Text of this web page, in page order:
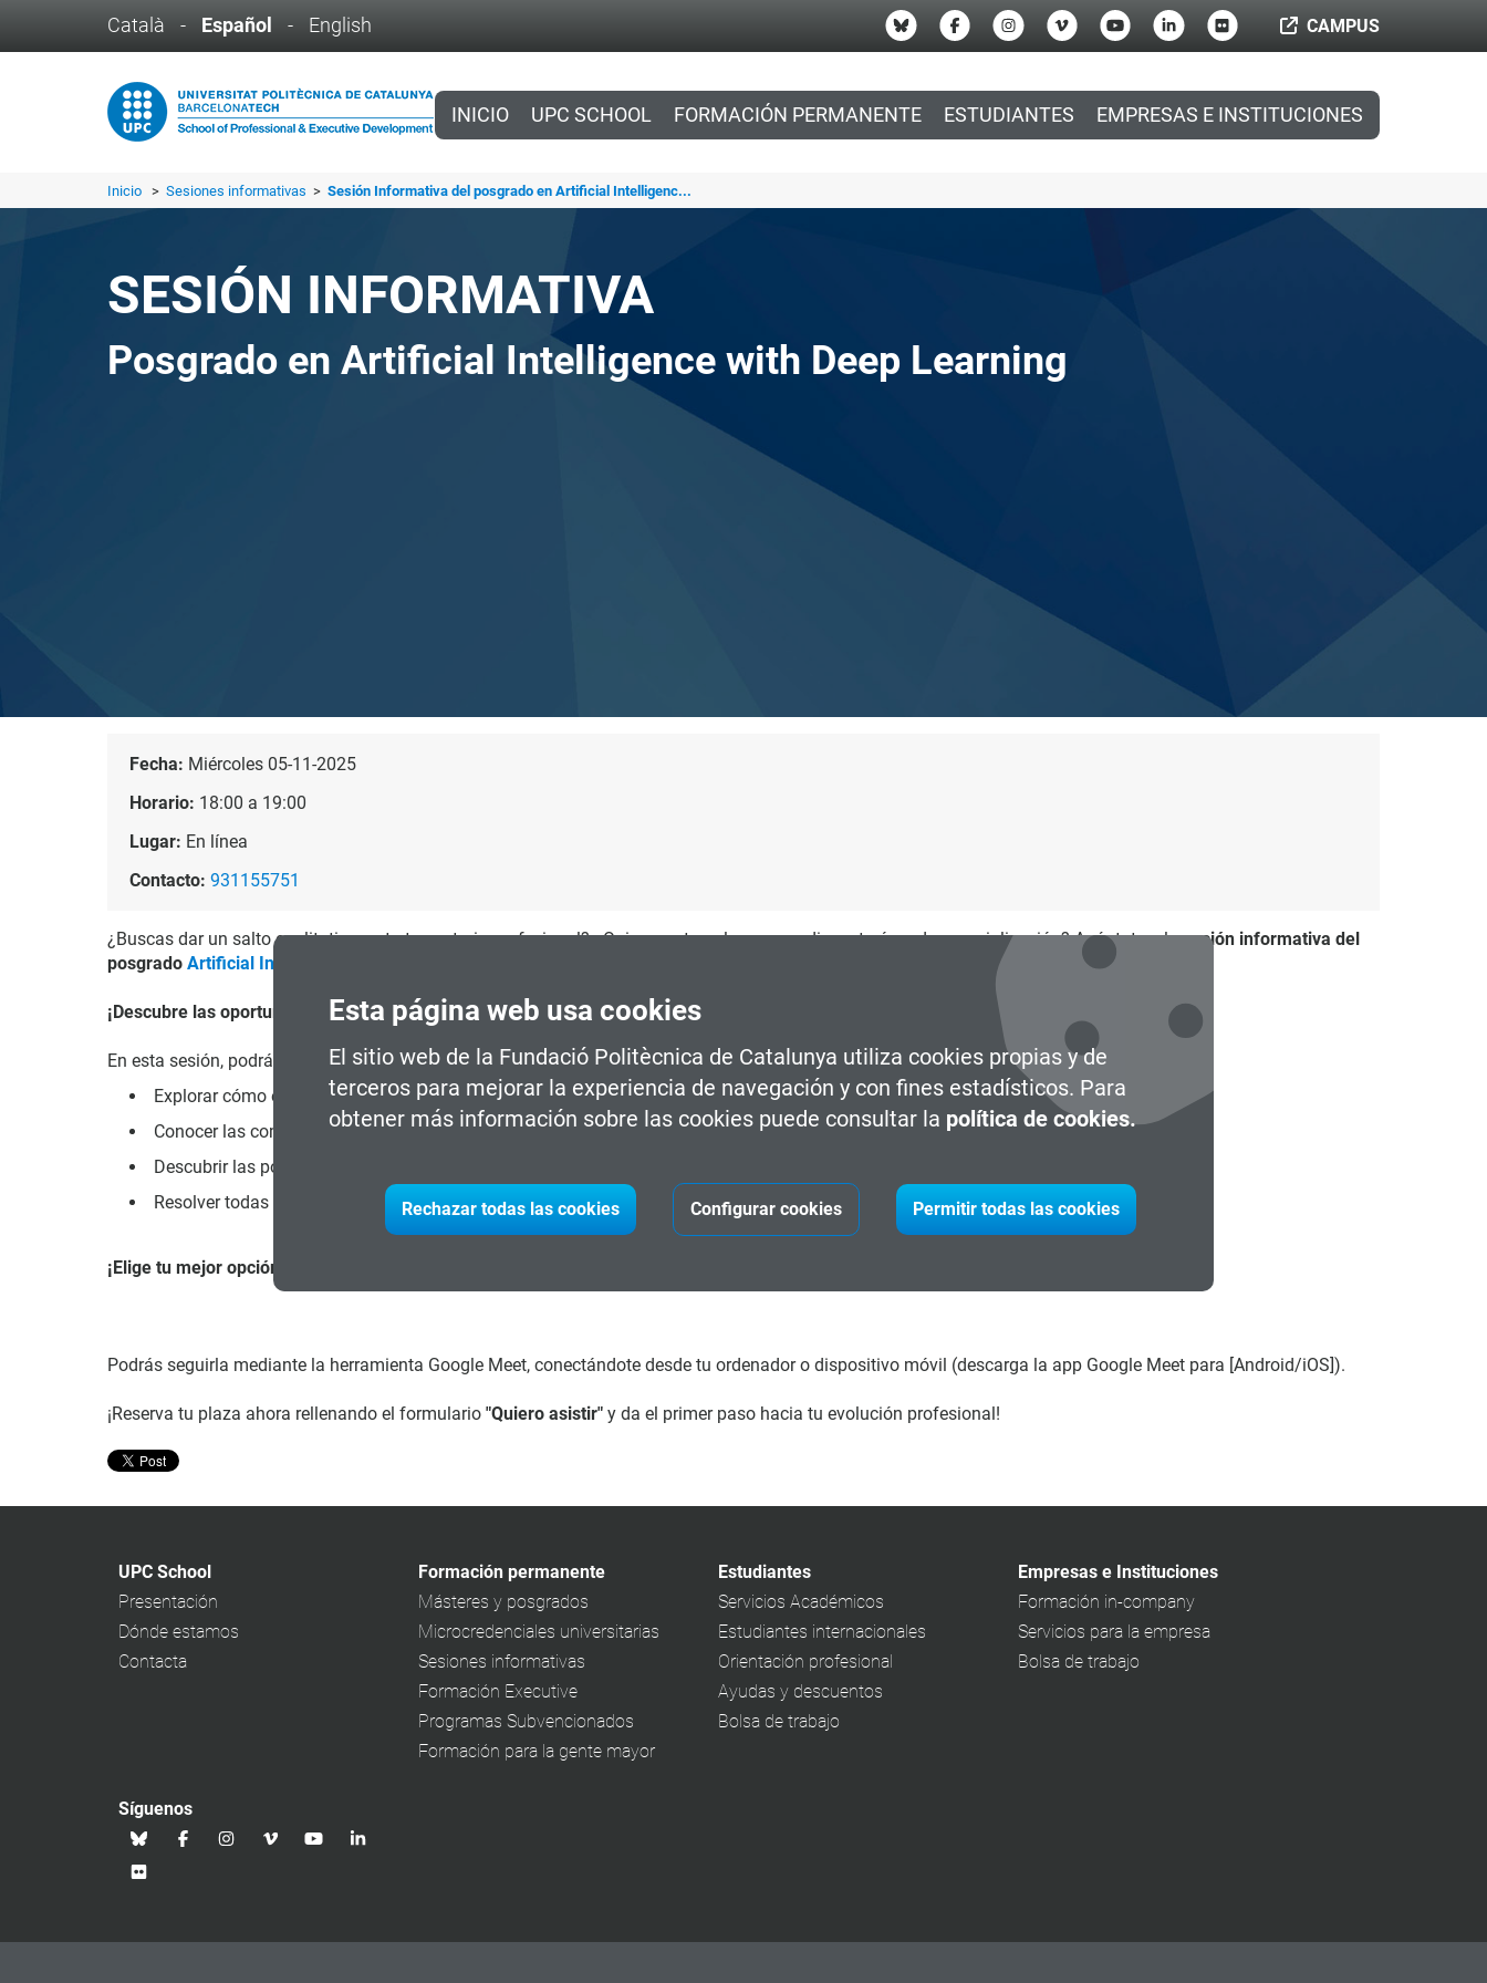
Esta página web usa cookies
El sitio web de la Fundació Politècnica de Catalunya utiliza cookies propias y de
terceros para mejorar la experiencia de navegación y con fines estadísticos. Para
obtener más información sobre las cookies puede consultar la política de cookies.
Rechazar todas las cookies Configurar cookies Permitir todas las cookies
Català - Español - English CAMPUS
INICIO UPC SCHOOL FORMACIÓN PERMANENTE ESTUDIANTES EMPRESAS E INSTITUCIONES
Inicio > Sesiones informativas > Sesión Informativa del posgrado en Artificial Intelligenc...
SESIÓN INFORMATIVA
Posgrado en Artificial Intelligence with Deep Learning
Fecha: Miércoles 05-11-2025
Horario: 18:00 a 19:00
Lugar: En línea
Contacto: 931155751
¿Buscas dar un salto cualitativo en tu trayectoria profesional? ¿Quieres estar a la vanguardia en tu área de especialización? Apúntate a lasesión informativa del
posgrado Artificial Intelligence with Deep Learning y valora si es la opción que necesitas para avanzar en tu carrera.
¡Descubre las oportunidades que te esperan!
En esta sesión, podrás:
Explorar cómo este programa puede abrirte nuevas puertas en tu futuro laboral.
Conocer las competencias clave que adquirirás para destacar en el sector.
Descubrir las posibilidades de reorientación profesional hacia áreas emergentes.
Resolver todas tus dudas del proceso de matrícula con nuestras asesoras.
¡Elige tu mejor opción!
Podrás seguirla mediante la herramienta Google Meet, conectándote desde tu ordenador o dispositivo móvil (descarga la app Google Meet para [Android/iOS]).
¡Reserva tu plaza ahora rellenando el formulario "Quiero asistir" y da el primer paso hacia tu evolución profesional!
UPC School
Presentación
Dónde estamos
Contacta
Formación permanente
Másteres y posgrados
Microcredenciales universitarias
Sesiones informativas
Formación Executive
Programas Subvencionados
Formación para la gente mayor
Estudiantes
Servicios Académicos
Estudiantes internacionales
Orientación profesional
Ayudas y descuentos
Bolsa de trabajo
Empresas e Instituciones
Formación in-company
Servicios para la empresa
Bolsa de trabajo
Síguenos